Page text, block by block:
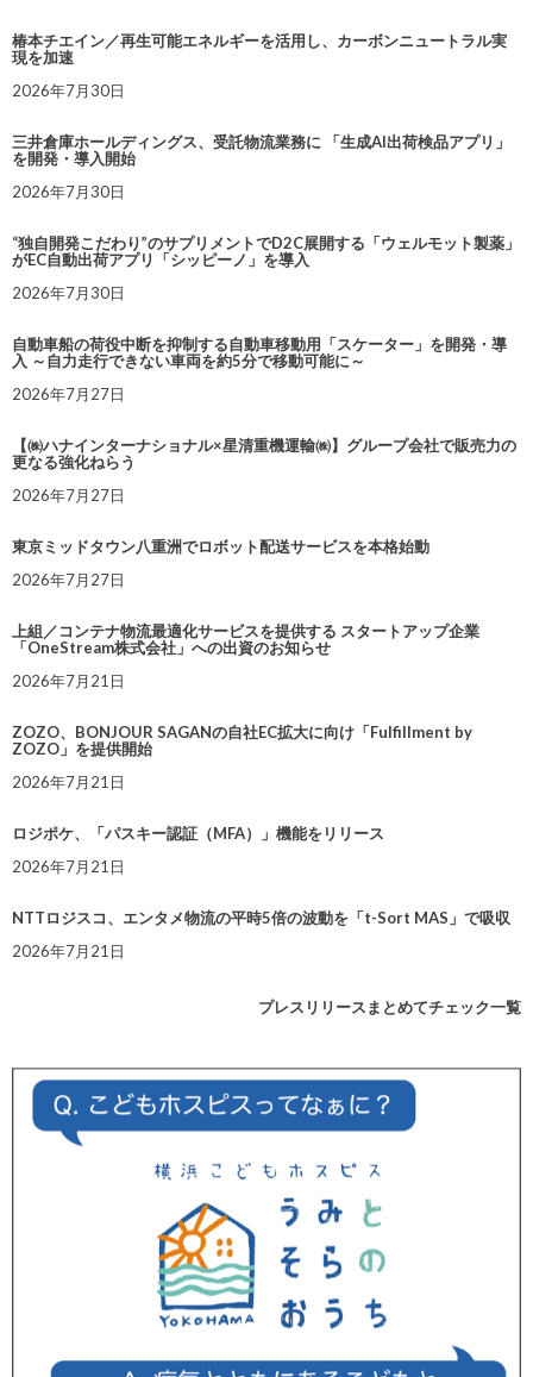
椿本チエイン／再生可能エネルギーを活用し、カーボンニュートラル実
現を加速
2026年7月30日
三井倉庫ホールディングス、受託物流業務に 「生成AI出荷検品アプリ」
を開発・導入開始
2026年7月30日
“独自開発こだわり”のサプリメントでD2C展開する「ウェルモット製薬」
がEC自動出荷アプリ「シッピーノ」を導入
2026年7月30日
自動車船の荷役中断を抑制する自動車移動用「スケーター」を開発・導
入 ～自力走行できない車両を約5分で移動可能に～
2026年7月27日
【㈱ハナインターナショナル×星清重機運輸㈱】グループ会社で販売力の
更なる強化ねらう
2026年7月27日
東京ミッドタウン八重洲でロボット配送サービスを本格始動
2026年7月27日
上組／コンテナ物流最適化サービスを提供する スタートアップ企業
「OneStream株式会社」への出資のお知らせ
2026年7月21日
ZOZO、BONJOUR SAGANの自社EC拡大に向け「Fulfillment by
ZOZO」を提供開始
2026年7月21日
ロジポケ、「パスキー認証（MFA）」機能をリリース
2026年7月21日
NTTロジスコ、エンタメ物流の平時5倍の波動を「t-Sort MAS」で吸収
2026年7月21日
プレスリリースまとめてチェック一覧